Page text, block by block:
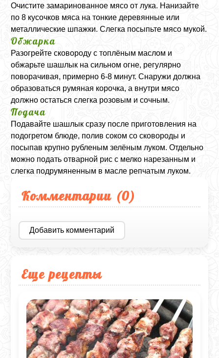
Очистите замаринованное мясо от лука. Нанизайте
по 8 кусочков мяса на тонкие деревянные или
металлические шпажки. Слегка посыпьте мясо мукой.
Обжарка
Разогрейте сковороду с топлёным маслом и
обжарьте шашлык на сильном огне, регулярно
поворачивая, примерно 6-8 минут. Снаружи должна
образоваться румяная корочка, а внутри мясо
должно остаться слегка розовым и сочным.
Подача
Подавайте шашлык сразу после приготовления на
подогретом блюде, полив соком со сковороды и
посыпав крупно рубленым зелёным луком. Отдельно
можно подать отварной рис с мелко нарезанным и
слегка подрумяненным в масле репчатым луком.
Комментарии (0)
Добавить комментарий
Еще рецепты